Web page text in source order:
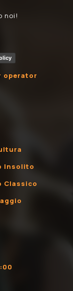
noi!
operator
Insolito
Classico